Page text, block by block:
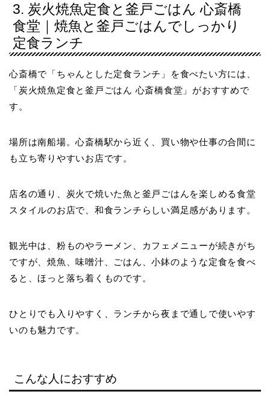
3. 炭火焼魚定食と釜戸ごはん 心斎橋
食堂｜焼魚と釜戸ごはんでしっかり
定食ランチ
心斎橋で「ちゃんとした定食ランチ」を食べたい方には、
「炭火焼魚定食と釜戸ごはん 心斎橋食堂」がおすすめで
す。
場所は南船場。心斎橋駅から近く、買い物や仕事の合間に
も立ち寄りやすいお店です。
店名の通り、炭火で焼いた魚と釜戸ごはんを楽しめる食堂
スタイルのお店で、和食ランチらしい満足感があります。
観光中は、粉ものやラーメン、カフェメニューが続きがち
ですが、焼魚、味噌汁、ごはん、小鉢のような定食を食べ
ると、ほっと落ち着くものです。
ひとりでも入りやすく、ランチから夜まで通しで使いやす
いのも魅力です。
こんな人におすすめ